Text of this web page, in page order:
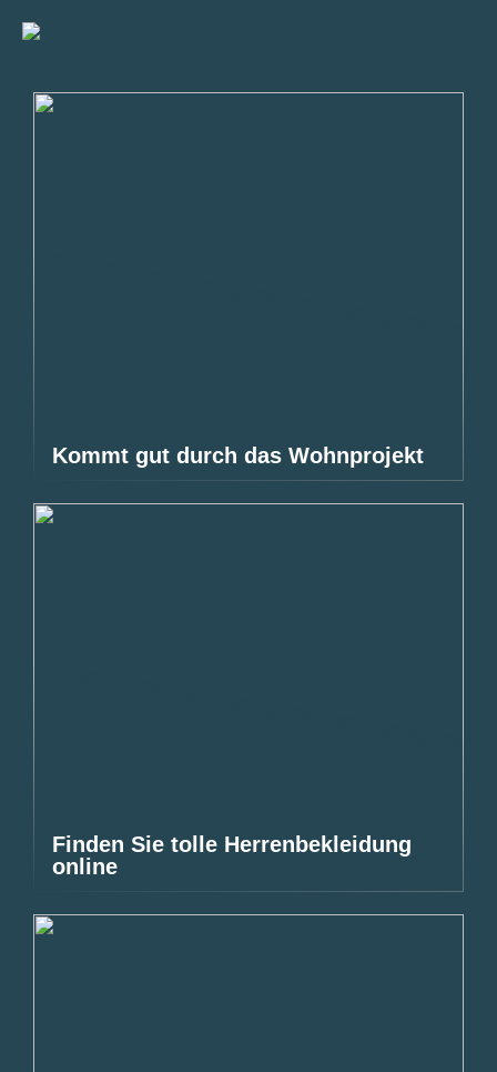
Kommt gut durch das Wohnprojekt
Finden Sie tolle Herrenbekleidung
online